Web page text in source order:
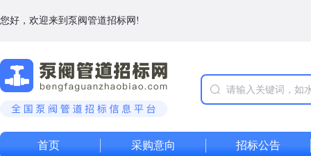
您好，欢迎来到泵阀管道招标网!
首页 采购意向 招标公告